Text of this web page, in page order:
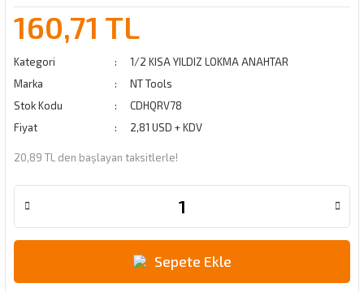
160,71 TL
Kategori
1/2 KISA YILDIZ LOKMA ANAHTAR
Marka
NT Tools
Stok Kodu
CDHQRV78
Fiyat
2,81 USD + KDV
20,89 TL den başlayan taksitlerle!
Sepete Ekle